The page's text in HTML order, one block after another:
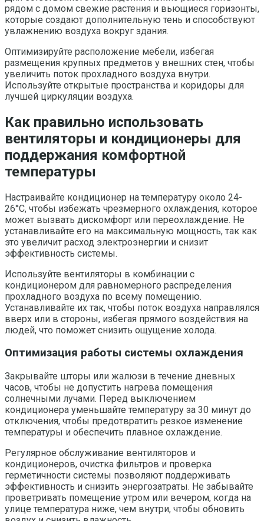
рядом с домом свежие растения и вьющиеся горизонты,
которые создают дополнительную тень и способствуют
увлажнению воздуха вокруг здания.
Оптимизируйте расположение мебели, избегая
размещения крупных предметов у внешних стен, чтобы
увеличить поток прохладного воздуха внутри.
Используйте открытые пространства и коридоры для
лучшей циркуляции воздуха.
Как правильно использовать
вентиляторы и кондиционеры для
поддержания комфортной
температуры
Настраивайте кондиционер на температуру около 24-
26°C, чтобы избежать чрезмерного охлаждения, которое
может вызвать дискомфорт или переохлаждение. Не
устанавливайте его на максимальную мощность, так как
это увеличит расход электроэнергии и снизит
эффективность системы.
Используйте вентиляторы в комбинации с
кондиционером для равномерного распределения
прохладного воздуха по всему помещению.
Устанавливайте их так, чтобы поток воздуха направлялся
вверх или в стороны, избегая прямого воздействия на
людей, что поможет снизить ощущение холода.
Оптимизация работы системы охлаждения
Закрывайте шторы или жалюзи в течение дневных
часов, чтобы не допустить нагрева помещения
солнечными лучами. Перед выключением
кондиционера уменьшайте температуру за 30 минут до
отключения, чтобы предотвратить резкое изменение
температуры и обеспечить плавное охлаждение.
Регулярное обслуживание вентиляторов и
кондиционеров, очистка фильтров и проверка
герметичности системы позволяют поддерживать
эффективность и снизить энергозатраты. Не забывайте
проветривать помещение утром или вечером, когда на
улице температура ниже, чем внутри, чтобы обновить